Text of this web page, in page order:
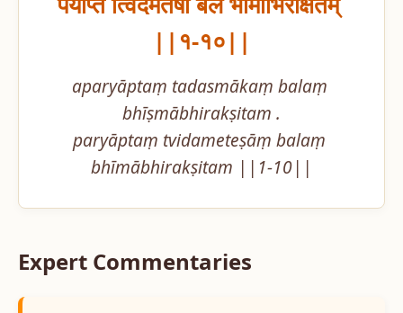
||१-१०||
aparyāptaṃ tadasmākaṃ balaṃ
bhīṣmābhirakṣitam .
paryāptaṃ tvidameteṣāṃ balaṃ
bhīmābhirakṣitam ||1-10||
Expert Commentaries